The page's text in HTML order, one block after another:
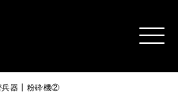
兵器┃粉砕機②